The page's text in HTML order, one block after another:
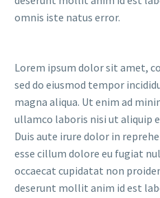
omnis iste natus error.
Lorem ipsum dolor sit amet,
sed do eiusmod tempor
magna aliqua. Ut enim ad
ullamco laboris nisi ut aliquip
Duis aute irure dolor in
esse cillum dolore eu fugiat
occaecat cupidatat non
deserunt mollit anim id est